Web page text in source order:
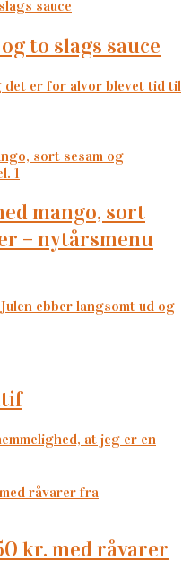
to slags sauce
er for alvor blevet tid til
– nytårsmenu
ebber langsomt ud og
at jeg er en